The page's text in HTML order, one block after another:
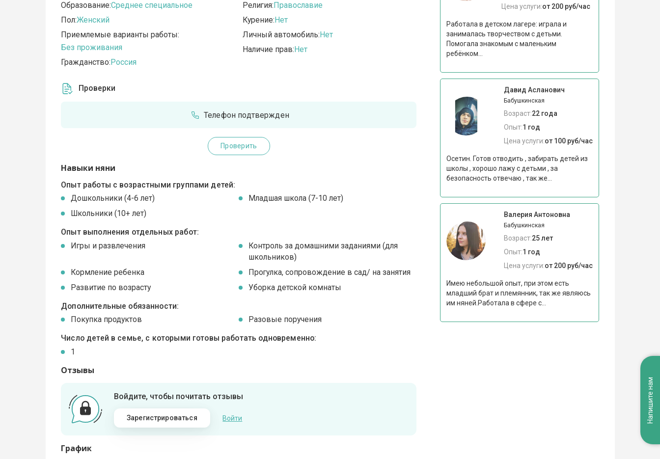
Образование:Среднее специальное
Пол:Женский
Приемлемые варианты работы:
Без проживания
Гражданство:Россия
Религия:Православие
Курение:Нет
Личный автомобиль:Нет
Наличие прав:Нет
Проверки
Телефон подтвержден
Проверить
Навыки няни
Опыт работы с возрастными группами детей:
Дошкольники (4-6 лет)
Младшая школа (7-10 лет)
Школьники (10+ лет)
Опыт выполнения отдельных работ:
Игры и развлечения
Контроль за домашними заданиями (для
школьников)
Кормление ребенка
Прогулка, сопровождение в сад/ на занятия
Развитие по возрасту
Уборка детской комнаты
Дополнительные обязанности:
Покупка продуктов
Разовые поручения
Число детей в семье, с которыми готовы работать одновременно:
1
Отзывы
Войдите, чтобы почитать отзывы
Зарегистрироваться Войти
График
Цена услуги:от 200 руб/час
Работала в детском лагере: играла и
занималась творчеством с детьми.
Помогала знакомым с маленьким
ребёнком...
Давид Асланович
Бабушкинская
Возраст:22 года
Опыт:1 год
Цена услуги:от 100 руб/час
Осетин. Готов отводить , забирать детей из
школы , хорошо лажу с детьми , за
безопасность отвечаю , так же...
Валерия Антоновна
Бабушкинская
Возраст:25 лет
Опыт:1 год
Цена услуги:от 200 руб/час
Имею небольшой опыт, при этом есть
младший брат и племянник, так же являюсь
им няней.Работала в сфере с...
Напишите нам